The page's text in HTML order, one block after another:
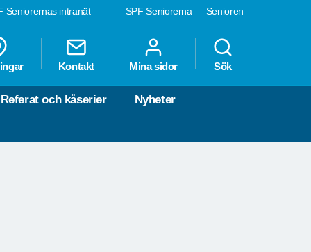
SPF Seniorerna Senioren
Seniorernas intranät
Kontakt Mina sidor Sök
Referat och kåserier Nyheter